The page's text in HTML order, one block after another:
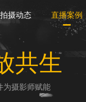
拍摄动态 直播案例
共生
为摄影师赋能